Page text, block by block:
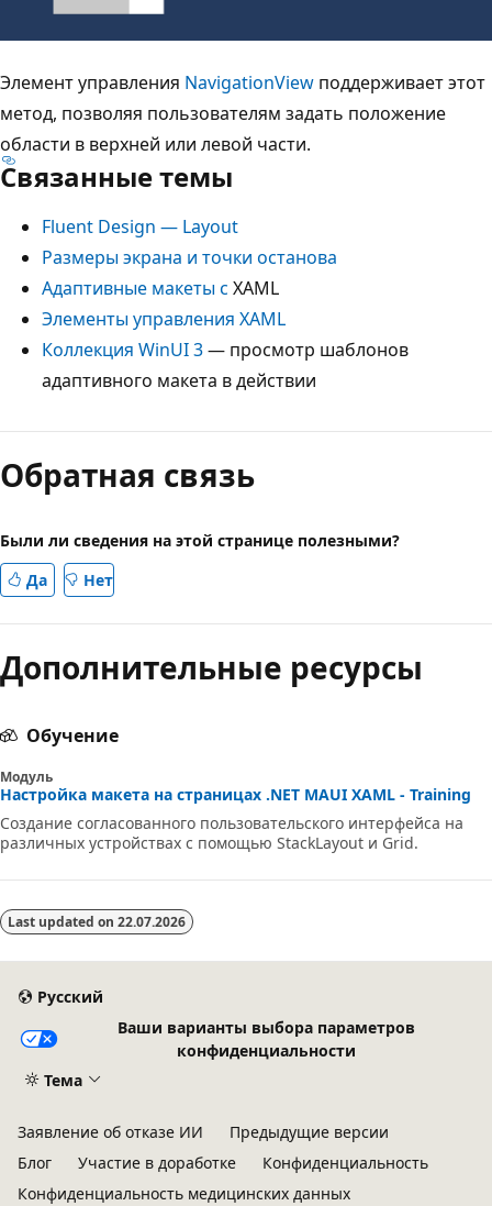
Элемент управления NavigationView поддерживает этот
метод, позволяя пользователям задать положение
области в верхней или левой части.
Связанные темы
Fluent Design — Layout
Размеры экрана и точки останова
Адаптивные макеты с XAML
Элементы управления XAML
Коллекция WinUI 3— просмотр шаблонов
адаптивного макета в действии
Обратная связь
Были ли сведения на этой странице полезными?
Да
Нет
Дополнительные ресурсы
Обучение
Модуль
Настройка макета на страницах .NET MAUI XAML - Training
Создание согласованного пользовательского интерфейса на
различных устройствах с помощью StackLayout и Grid.
Last updated on 22.07.2026
Русский
Ваши варианты выбора параметров
конфиденциальности
Тема
Заявление об отказе ИИ
Предыдущие версии
Блог
Участие в доработке
Конфиденциальность
Конфиденциальность медицинских данных